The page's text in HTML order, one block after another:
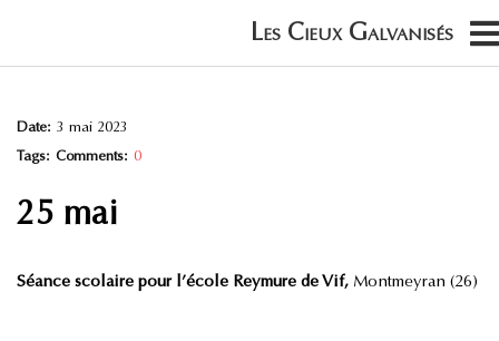
Date: 3 mai 2023
Tags: Comments: 0
25 mai
Séance scolaire pour l’école Reymure de Vif, Montmeyran (26)